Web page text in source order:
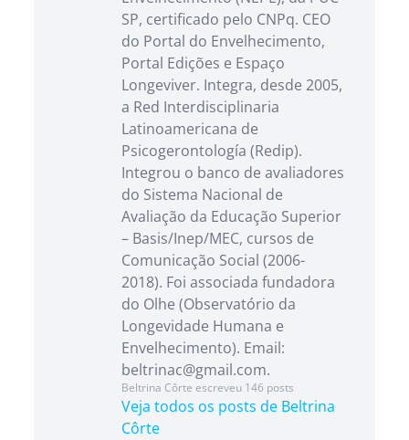
SP, certificado pelo CNPq. CEO
do Portal do Envelhecimento,
Portal Edições e Espaço
Longeviver. Integra, desde 2005,
a Red Interdisciplinaria
Latinoamericana de
Psicogerontología (Redip).
Integrou o banco de avaliadores
do Sistema Nacional de
Avaliação da Educação Superior
– Basis/Inep/MEC, cursos de
Comunicação Social (2006-
2018). Foi associada fundadora
do Olhe (Observatório da
Longevidade Humana e
Envelhecimento). Email:
beltrinac@gmail.com.
Beltrina Côrte escreveu 146 posts
Veja todos os posts de Beltrina
Côrte